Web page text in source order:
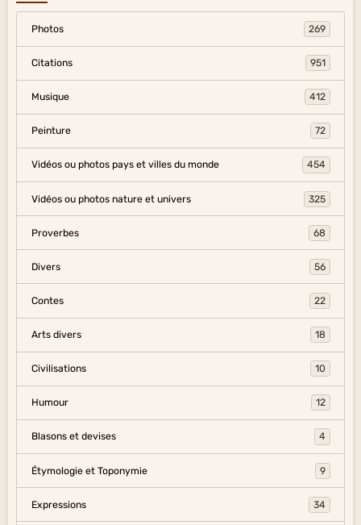
Photos 269
Citations 951
Musique 412
Peinture 72
Vidéos ou photos pays et villes du monde 454
Vidéos ou photos nature et univers 325
Proverbes 68
Divers 56
Contes 22
Arts divers 18
Civilisations 10
Humour 12
Blasons et devises 4
Étymologie et Toponymie 9
Expressions 34